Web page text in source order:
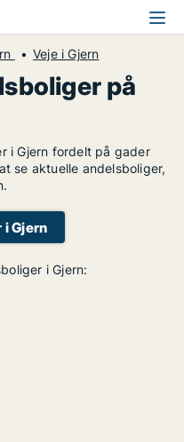
Veje i Gjern
på
i Gjern fordelt på gader
se aktuelle andelsboliger,
i Gjern
i Gjern: